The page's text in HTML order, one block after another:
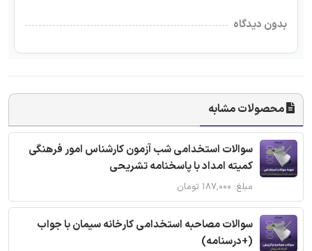
بدون دیدگاه
محصولات مشابه
سوالات استخدامی شب آزمون کارشناس امور فرهنگی
کمیته امداد با پاسخنامه تشریحی
مبلغ: ۱۸۷,۰۰۰ تومان
سوالات مصاحبه استخدامی کارخانه سیمان با جواب
(+درسنامه)